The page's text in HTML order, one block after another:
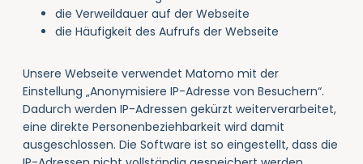
die Verweildauer auf der Webseite
die Häufigkeit des Aufrufs der Webseite
Unsere Webseite verwendet Matomo mit der
Einstellung „Anonymisiere IP-Adresse von Besuchern“.
Dadurch werden IP-Adressen gekürzt weiterverarbeitet,
eine direkte Personenbeziehbarkeit wird damit
ausgeschlossen. Die Software ist so eingestellt, dass die